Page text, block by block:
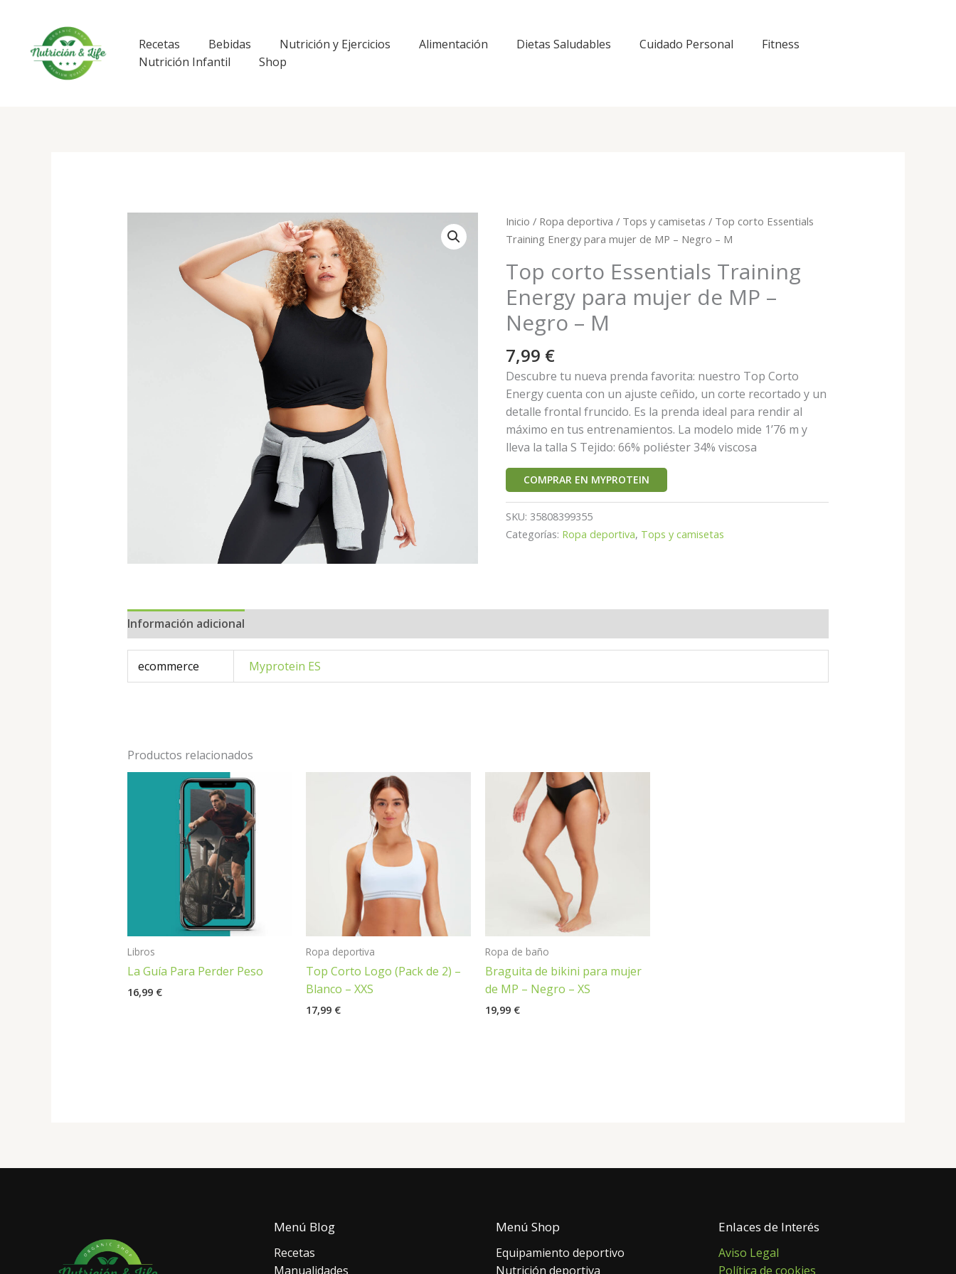
contenido
Recetas Bebidas Nutrición y Ejercicios Alimentación Dietas Saludables Cuidado Personal
Fitness
Nutrición Infantil
Shop
Inicio / Ropa deportiva / Tops y camisetas / Top corto Essentials
Training Energy para mujer de MP – Negro – M
Top corto Essentials Training
Energy para mujer de MP –
Negro – M
7,99 €
Descubre tu nueva prenda favorita: nuestro Top Corto
Energy cuenta con un ajuste ceñido, un corte recortado y un
detalle frontal fruncido. Es la prenda ideal para rendir al
máximo en tus entrenamientos. La modelo mide 1’76 m y
lleva la talla S Tejido: 66% poliéster 34% viscosa
COMPRAR EN MYPROTEIN
SKU: 35808399355
Categorías: Ropa deportiva, Tops y camisetas
Información adicional
ecommerce Myprotein ES
Productos relacionados
Libros
La Guía Para Perder Peso
16,99 €
Ropa deportiva
Top Corto Logo (Pack de 2) –
Blanco – XXS
17,99 €
Ropa de baño
Braguita de bikini para mujer
de MP – Negro – XS
19,99 €
Menú Blog
Recetas
Manualidades
Menú Shop
Equipamiento deportivo
Nutrición deportiva
Enlaces de Interés
Aviso Legal
Política de cookies